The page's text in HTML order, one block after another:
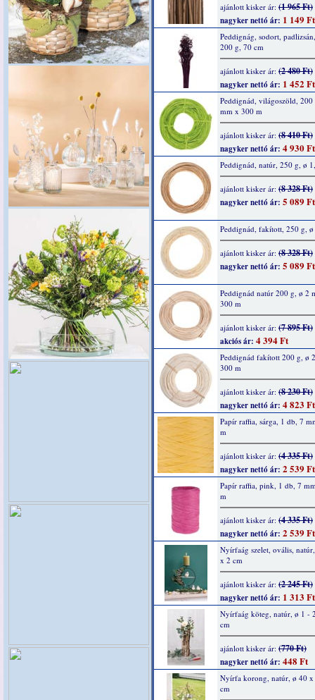
ajánlott kisker ár: (1 965 Ft)
nagyker nettó ár: 1 149 Ft
Peddignág, sodort,
200 g, 70 cm
ajánlott kisker ár: (2 480 Ft)
nagyker nettó ár: 1 452 Ft
Peddignád, világoszöld,
mm x 300 m
ajánlott kisker ár: (8 410 Ft)
nagyker nettó ár: 4 930 Ft
Peddignád, natúr, 250 g, ø
ajánlott kisker ár: (8 328 Ft)
nagyker nettó ár: 5 089 Ft
Peddignád, fakított, 250 g,
ajánlott kisker ár: (8 328 Ft)
nagyker nettó ár: 5 089 Ft
Peddignád natúr 200 g, ø 2
300 m
ajánlott kisker ár: (7 895 Ft)
akciós ár: 4 394 Ft
Peddignád fakított 200 g, ø
300 m
ajánlott kisker ár: (8 230 Ft)
nagyker nettó ár: 4 823 Ft
Papír raffia, sárga, 1 db, 7
m
ajánlott kisker ár: (4 335 Ft)
nagyker nettó ár: 2 539 Ft
Papír raffia, pink, 1 db, 7
m
ajánlott kisker ár: (4 335 Ft)
nagyker nettó ár: 2 539 Ft
Nyírfaág szelet, ovális,
x 2 cm
ajánlott kisker ár: (2 245 Ft)
nagyker nettó ár: 1 313 Ft
Nyírfaág köteg, natúr, ø 1 -
cm
ajánlott kisker ár: (770 Ft)
nagyker nettó ár: 448 Ft
Nyírfa korong, natúr, ø 40
cm